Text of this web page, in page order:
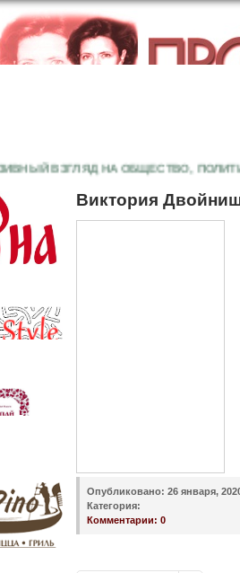
ВЗГЛЯД НА ОБЩЕСТВО,
Виктория
Опубликовано: 26 января,
Категория:
Комментарии: 0